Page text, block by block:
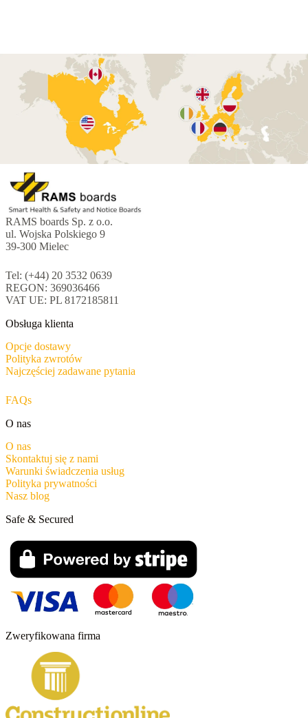
RAMS boards Sp. z o.o.
ul. Wojska Polskiego 9
39-300 Mielec
Tel: (+44) 20 3532 0639
REGON: 369036466
VAT UE: PL 8172185811
Obsługa klienta
Opcje dostawy
Polityka zwrotów
Najczęściej zadawane pytania
FAQs
O nas
O nas
Skontaktuj się z nami
Warunki świadczenia usług
Polityka prywatności
Nasz blog
Zweryfikowana firma
Safe & Secured